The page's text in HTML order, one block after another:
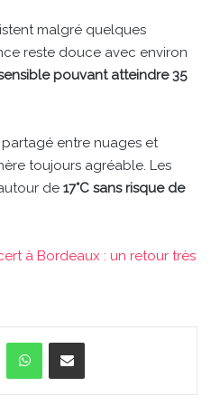
malgré quelques
reste douce avec environ
pouvant atteindre 35
entre nuages et
toujours agréable. Les
de 17°C sans risque de
à Bordeaux : un retour très
PinterestWhatsAppPartager par email